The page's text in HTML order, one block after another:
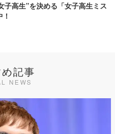
子高生”を決める「女子高生ミス
記事
NEWS